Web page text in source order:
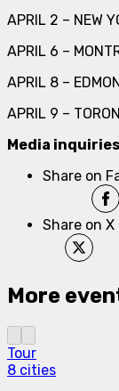
APRIL 2 – NEW
APRIL 6 –
APRIL 8 –
APRIL 9 –
Media
Share on
Share on X
More
Tour
8 cities